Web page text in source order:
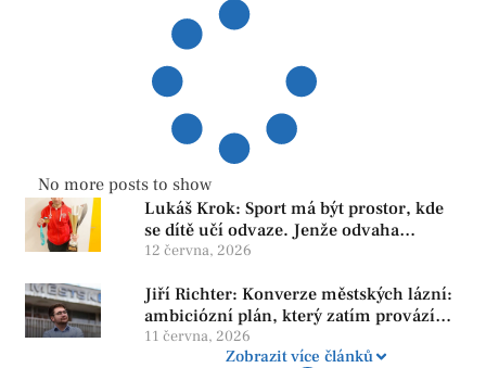
No more posts to show
Lukáš Krok: Sport má být prostor, kde
se dítě učí odvaze. Jenže odvaha
neroste tam, kde se bojí udělat chybu.
12 června, 2026
Jiří Richter: Konverze městských lázní:
ambiciózní plán, který zatím provází
více otazníků než jistot
11 června, 2026
Zobrazit více článků